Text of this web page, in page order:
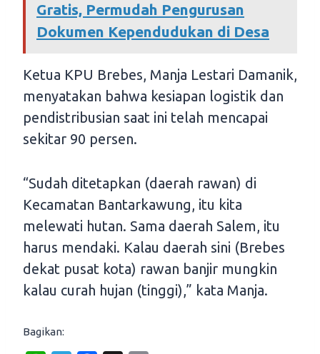
Gratis, Permudah Pengurusan
Dokumen Kependudukan di Desa
Ketua KPU Brebes, Manja Lestari Damanik,
menyatakan bahwa kesiapan logistik dan
pendistribusian saat ini telah mencapai
sekitar 90 persen.
“Sudah ditetapkan (daerah rawan) di
Kecamatan Bantarkawung, itu kita
melewati hutan. Sama daerah Salem, itu
harus mendaki. Kalau daerah sini (Brebes
dekat pusat kota) rawan banjir mungkin
kalau curah hujan (tinggi),” kata Manja.
Bagikan: